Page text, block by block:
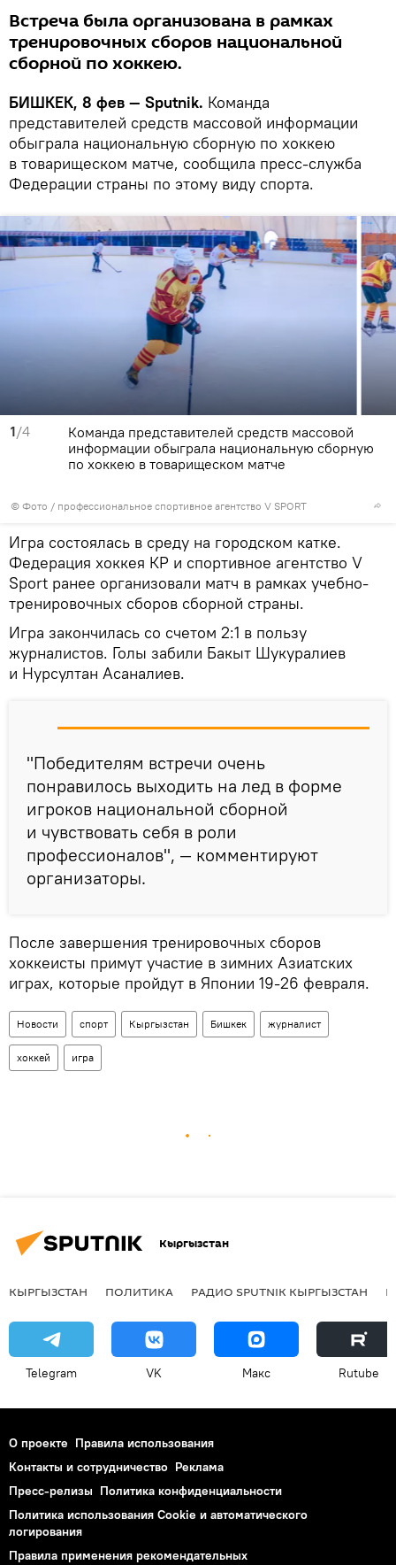
Встреча была организована в рамках
тренировочных сборов национальной
сборной по хоккею.
БИШКЕК, 8 фев — Sputnik. Команда
представителей средств массовой информации
обыграла национальную сборную по хоккею
в товарищеском матче, сообщила пресс-служба
Федерации страны по этому виду спорта.
1/4
© Фото / профессиональное спортивное агентство V SPORT
Команда представителей средств массовой
информации обыграла национальную сборную
по хоккею в товарищеском матче
Игра состоялась в среду на городском катке.
Федерация хоккея КР и спортивное агентство V
Sport ранее организовали матч в рамках учебно-
тренировочных сборов сборной страны.
Игра закончилась со счетом 2:1 в пользу
журналистов. Голы забили Бакыт Шукуралиев
и Нурсултан Асаналиев.
"Победителям встречи очень
понравилось выходить на лед в форме
игроков национальной сборной
и чувствовать себя в роли
профессионалов", — комментируют
организаторы.
После завершения тренировочных сборов
хоккеисты примут участие в зимних Азиатских
играх, которые пройдут в Японии 19-26 февраля.
Новости спорт Кыргызстан Бишкек журналист
хоккей игра
Кыргызстан
КЫРГЫЗСТАН ПОЛИТИКА РАДИО SPUTNIK КЫРГЫЗСТАН
Telegram VK Макс Rutube
О проекте Правила использования
Контакты и сотрудничество Реклама
Пресс-релизы Политика конфиденциальности
Политика использования Cookie и автоматического
логирования
Правила применения рекомендательных